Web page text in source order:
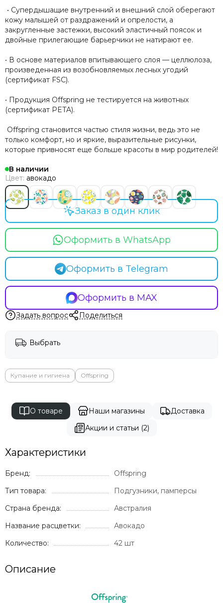
• Супердышащие внутренний и внешний слой оберегают
кожу малышей от раздражений и опрелости, а
закругленные застежки, высокий эластичный поясок и
двойные прилегающие барьерчики не натирают ее.
• В основе материалов впитывающего слоя — целлюлоза,
произведенная из возобновляемых лесных угодий
(сертификат FSC).
• Продукция Offspring не тестируется на животных
(сертификат PETA).
Offspring становится частью стиля жизни, ведь это не
только комфорт, но и яркие, выразительные рисунки,
которые привносят еще больше красоты в мир родителей!
В наличии
Цвет: авокадо
Оформить в WhatsApp
Оформить в Telegram
Оформить в MAX
Заказ в один клик
Задать вопрос Поделиться
Выбрать
Купание и гигиена Offspring
О товаре Наши магазины
Доставка
Акции и статьи (2)
Характеристики
Бренд:
Offspring
Тип товара:
Подгузники, памперсы
Страна бренда:
Австралия
Название расцветки:
Авокадо
Количество:
42 шт
Описание